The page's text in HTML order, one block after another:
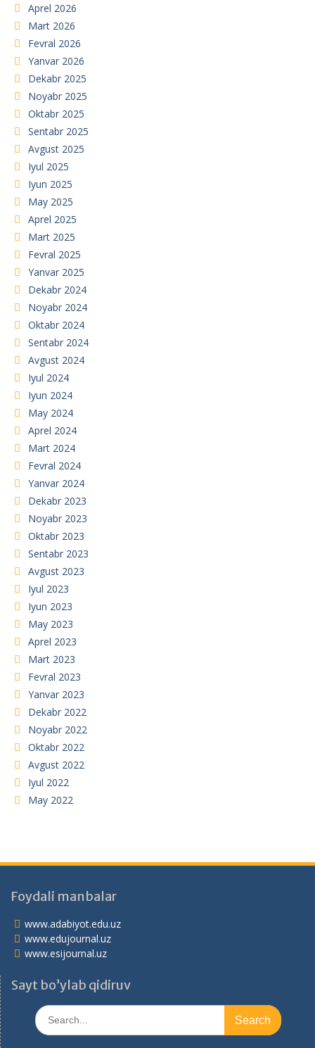
Aprel 2026
Mart 2026
Fevral 2026
Yanvar 2026
Dekabr 2025
Noyabr 2025
Oktabr 2025
Sentabr 2025
Avgust 2025
Iyul 2025
Iyun 2025
May 2025
Aprel 2025
Mart 2025
Fevral 2025
Yanvar 2025
Dekabr 2024
Noyabr 2024
Oktabr 2024
Sentabr 2024
Avgust 2024
Iyul 2024
Iyun 2024
May 2024
Aprel 2024
Mart 2024
Fevral 2024
Yanvar 2024
Dekabr 2023
Noyabr 2023
Oktabr 2023
Sentabr 2023
Avgust 2023
Iyul 2023
Iyun 2023
May 2023
Aprel 2023
Mart 2023
Fevral 2023
Yanvar 2023
Dekabr 2022
Noyabr 2022
Oktabr 2022
Avgust 2022
Iyul 2022
May 2022
Foydali manbalar
www.adabiyot.edu.uz
www.edujournal.uz
www.esijournal.uz
Sayt bo’ylab qidiruv
Search
for: